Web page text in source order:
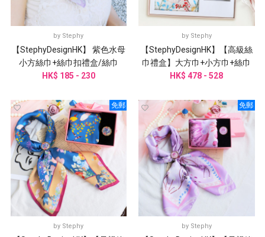
by Stephy
【StephyDesignHK】 紫色水母
小方絲巾+絲巾扣禮盒/絲巾
HK$ 185 - 230
by Stephy
【StephyDesignHK】【高級絲
巾禮盒】大方巾+小方巾+絲巾
扣 三入經典高級禮盒 | 客製化
HK$ 478 - 528
免郵
by Stephy
免郵
by Stephy